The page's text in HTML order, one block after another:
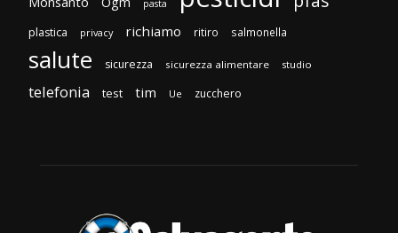
pasta
plastica privacy richiamo ritiro salmonella
salute sicurezza sicurezza alimentare studio
telefonia test tim Ue zucchero